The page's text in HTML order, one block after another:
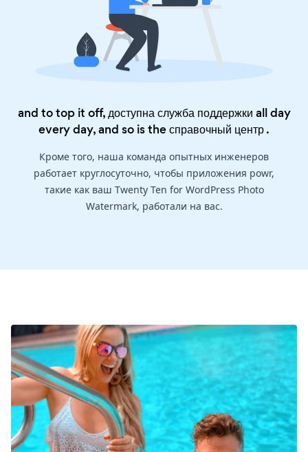
and to top it off, доступна служба поддержки all day
every day, and so is theсправочный центр.
Кроме того, наша команда опытных инженеров
работает круглосуточно, чтобы приложения powr,
такие как ваш Twenty Ten for WordPress Photo
Watermark, работали на вас.